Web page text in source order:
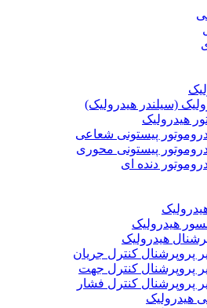
(سیلندر هیدرولیک)
هیدرولیک
پیستونی شعاعی
پیستونی محوری
دنده ای
هیدرولیک
هیدرولیک
پروپرشنال کنترل جریان
پروپرشنال کنترل جهت
پروپرشنال کنترل فشار
هیدرولیک